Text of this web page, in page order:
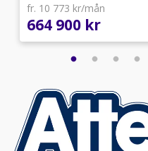
fr. 10 773 kr/mån
664 900 kr